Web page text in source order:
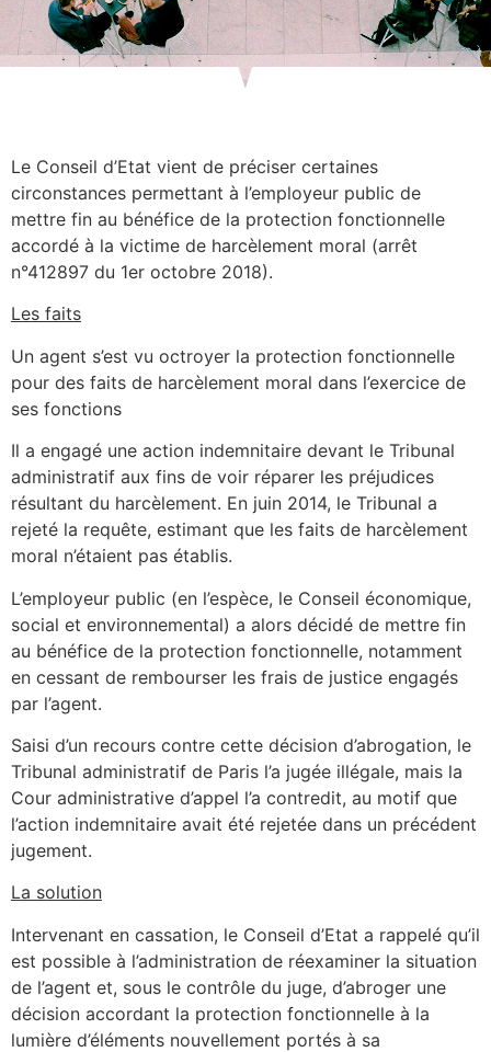
Le Conseil d’Etat vient de préciser certaines
circonstances permettant à l’employeur public de
mettre fin au bénéfice de la protection fonctionnelle
accordé à la victime de harcèlement moral (arrêt
n°412897 du 1er octobre 2018).
Les faits
Un agent s’est vu octroyer la protection fonctionnelle
pour des faits de harcèlement moral dans l’exercice de
ses fonctions
Il a engagé une action indemnitaire devant le Tribunal
administratif aux fins de voir réparer les préjudices
résultant du harcèlement. En juin 2014, le Tribunal a
rejeté la requête, estimant que les faits de harcèlement
moral n’étaient pas établis.
L’employeur public (en l’espèce, le Conseil économique,
social et environnemental) a alors décidé de mettre fin
au bénéfice de la protection fonctionnelle, notamment
en cessant de rembourser les frais de justice engagés
par l’agent.
Saisi d’un recours contre cette décision d’abrogation, le
Tribunal administratif de Paris l’a jugée illégale, mais la
Cour administrative d’appel l’a contredit, au motif que
l’action indemnitaire avait été rejetée dans un précédent
jugement.
La solution
Intervenant en cassation, le Conseil d’Etat a rappelé qu’il
est possible à l’administration de réexaminer la situation
de l’agent et, sous le contrôle du juge, d’abroger une
décision accordant la protection fonctionnelle à la
lumière d’éléments nouvellement portés à sa